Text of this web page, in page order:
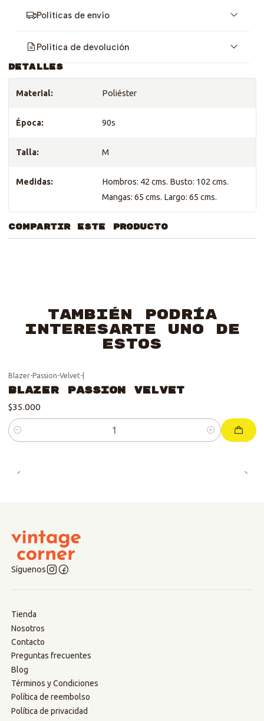
Políticas de envío
Política de devolución
DETALLES
Material: Poliéster
Época: 90s
Talla: M
Medidas:
Hombros: 42 cms. Busto: 102 cms.
Mangas: 65 cms. Largo: 65 cms.
COMPARTIR ESTE PRODUCTO
También podría
interesarte uno de
estos
Blazer-Passion-Velvet-|
Blazer Passion Velvet
$35.000
Cantidad
Síguenos
Tienda
Nosotros
Contacto
Preguntas frecuentes
Blog
Términos y Condiciones
Política de reembolso
Política de privacidad